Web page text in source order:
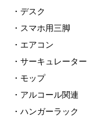
・デスク
・スマホ用三脚
・エアコン
・サーキュレーター
・モップ
・アルコール関連
・ハンガーラック